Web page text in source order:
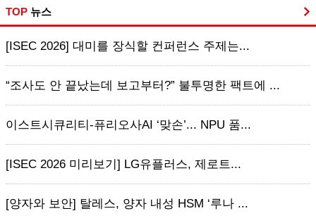
TOP 뉴스
[ISEC 2026] 대미를 장식할 컨퍼런스 주제는...
“조사도 안 끝났는데 보고부터?” 불투명한 팩트에 ...
이스트시큐리티-퓨리오사AI ‘맞손’... NPU 품...
[ISEC 2026 미리보기] LG유플러스, 제로트...
[양자와 보안] 탈레스, 양자 내성 HSM ‘루나 ...